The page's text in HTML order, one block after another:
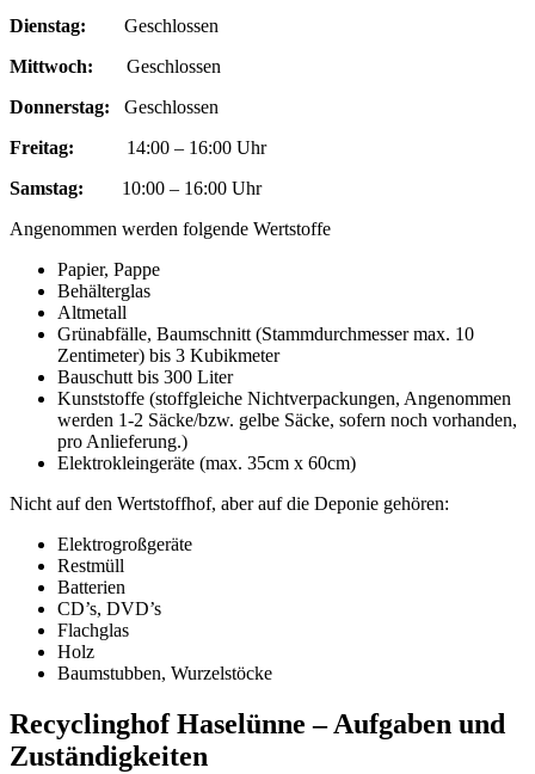
Dienstag: Geschlossen
Mittwoch: Geschlossen
Donnerstag: Geschlossen
Freitag: 14:00 – 16:00 Uhr
Samstag:
10:00 – 16:00 Uhr
Angenommen werden folgende Wertstoffe
Papier, Pappe
Behälterglas
Altmetall
Grünabfälle, Baumschnitt (Stammdurchmesser max. 10
Zentimeter) bis 3 Kubikmeter
Bauschutt bis 300 Liter
Kunststoffe (stoffgleiche Nichtverpackungen, Angenommen
werden 1-2 Säcke/bzw. gelbe Säcke, sofern noch vorhanden,
pro Anlieferung.)
Elektrokleingeräte (max. 35cm x 60cm)
Nicht auf den Wertstoffhof, aber auf die Deponie gehören:
Elektrogroßgeräte
Restmüll
Batterien
CD’s, DVD’s
Flachglas
Holz
Baumstubben, Wurzelstöcke
Recyclinghof Haselünne – Aufgaben und
Zuständigkeiten